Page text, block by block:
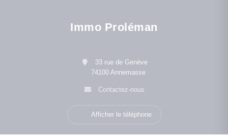
Immo Proléman
33 rue de Genève
74100 Annemasse
Contactez-nous
Afficher le téléphone